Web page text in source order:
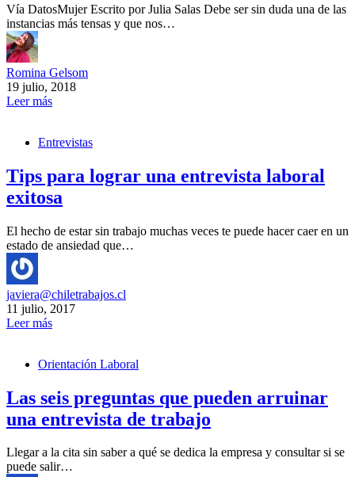
Vía DatosMujer Escrito por Julia Salas Debe ser sin duda una de las
instancias más tensas y que nos…
Romina Gelsom
19 julio, 2018
Leer más
Entrevistas
Tips para lograr una entrevista laboral
exitosa
El hecho de estar sin trabajo muchas veces te puede hacer caer en un
estado de ansiedad que…
javiera@chiletrabajos.cl
11 julio, 2017
Leer más
Orientación Laboral
Las seis preguntas que pueden arruinar
una entrevista de trabajo
Llegar a la cita sin saber a qué se dedica la empresa y consultar si se
puede salir…